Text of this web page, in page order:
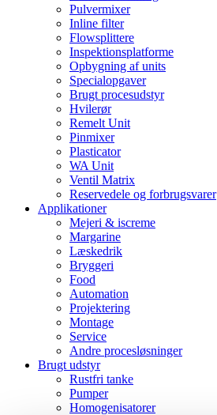
Pulvermixer
Inline filter
Flowsplittere
Inspektionsplatforme
Opbygning af units
Specialopgaver
Brugt procesudstyr
Hvilerør
Remelt Unit
Pinmixer
Plasticator
WA Unit
Ventil Matrix
Reservedele og forbrugsvarer
Applikationer
Mejeri & iscreme
Margarine
Læskedrik
Bryggeri
Food
Automation
Projektering
Montage
Service
Andre procesløsninger
Brugt udstyr
Rustfri tanke
Pumper
Homogenisatorer